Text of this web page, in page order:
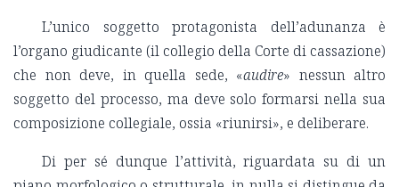
L’unico soggetto protagonista dell’adunanza è
l’organo giudicante (il collegio della Corte di cassazione)
che non deve, in quella sede, «audire» nessun altro
soggetto del processo, ma deve solo formarsi nella sua
composizione collegiale, ossia «riunirsi», e deliberare.
Di per sé dunque l’attività, riguardata su di un